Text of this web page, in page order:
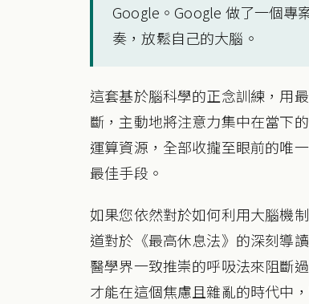
Google。Google 做了一個專
奏，放鬆自己的大腦。
這套基於腦科學的正念訓練，用
斷，主動地將注意力集中在當下
運算資源，全部收攏至眼前的唯
最佳手段。
如果您依然對於如何利用大腦機
道對於《最高休息法》的深刻導
醫學界一致推崇的呼吸法來阻斷
才能在這個焦慮且雜亂的時代中